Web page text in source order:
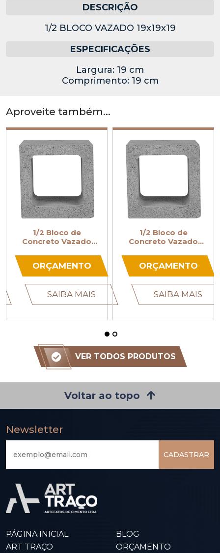
DESCRIÇÃO
1/2 BLOCO VAZADO 19x19x19
ESPECIFICAÇÕES
Largura: 19 cm
Comprimento: 19 cm
Aproveite também...
1/2 Bloco de
Concreto Vazado
ORÇAMENTO
SAIBA MAIS
1/2 Bloco de
Concreto Vazado
ORÇAMENTO
SAIBA MAIS
VER TODOS PRODUTOS
Voltar ao topo
Newsletter
CADASTRAR
PÁGINA INICIAL
ART TRAÇO
BLOG
ORÇAMENTO